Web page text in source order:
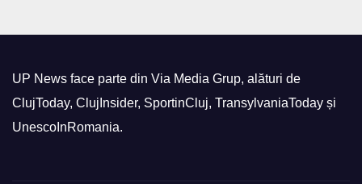
UP News face parte din Via Media Grup, alături de
ClujToday, ClujInsider, SportinCluj, TransylvaniaToday și
UnescoInRomania.